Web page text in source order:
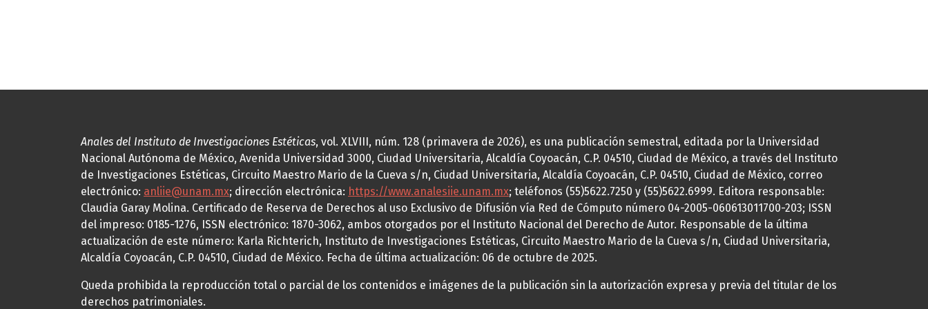
Anales del Instituto de Investigaciones Estéticas, vol. XLVIII, núm. 128 (primavera de 2026), es una publicación semestral, editada por la Universidad
Nacional Autónoma de México, Avenida Universidad 3000, Ciudad Universitaria, Alcaldía Coyoacán, C.P. 04510, Ciudad de México, a través del Instituto
de Investigaciones Estéticas, Circuito Maestro Mario de la Cueva s/n, Ciudad Universitaria, Alcaldía Coyoacán, C.P. 04510, Ciudad de México, correo
electrónico: anliie@unam.mx; dirección electrónica: https://www.analesiie.unam.mx; teléfonos (55)5622.7250 y (55)5622.6999. Editora responsable:
Claudia Garay Molina. Certificado de Reserva de Derechos al uso Exclusivo de Difusión vía Red de Cómputo número 04-2005-060613011700-203; ISSN
del impreso: 0185-1276, ISSN electrónico: 1870-3062, ambos otorgados por el Instituto Nacional del Derecho de Autor. Responsable de la última
actualización de este número: Karla Richterich, Instituto de Investigaciones Estéticas, Circuito Maestro Mario de la Cueva s/n, Ciudad Universitaria,
Alcaldía Coyoacán, C.P. 04510, Ciudad de México. Fecha de última actualización: 06 de octubre de 2025.
Queda prohibida la reproducción total o parcial de los contenidos e imágenes de la publicación sin la autorización expresa y previa del titular de los
derechos patrimoniales.